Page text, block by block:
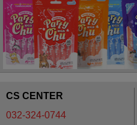
CS CENTER
032-324-0744